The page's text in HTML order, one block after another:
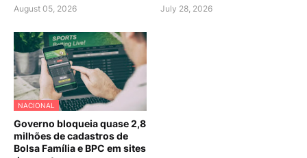
August 05, 2026 July 28, 2026
NACIONAL
Governo bloqueia quase 2,8
milhões de cadastros de
Bolsa Família e BPC em sites